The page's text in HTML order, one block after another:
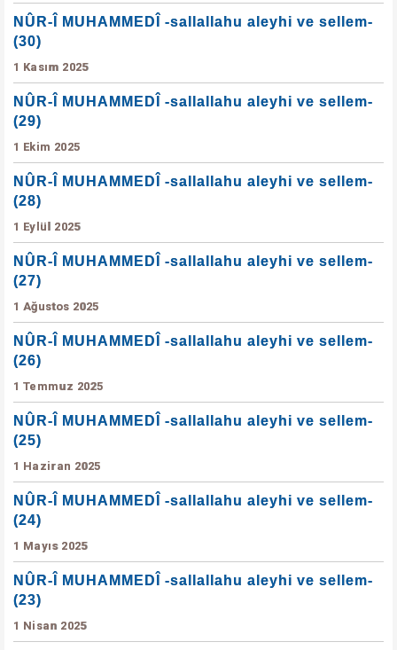
NÛR-Î MUHAMMEDÎ -sallallahu aleyhi ve sellem-
(30)
1 Kasım 2025
NÛR-Î MUHAMMEDÎ -sallallahu aleyhi ve sellem-
(29)
1 Ekim 2025
NÛR-Î MUHAMMEDÎ -sallallahu aleyhi ve sellem-
(28)
1 Eylül 2025
NÛR-Î MUHAMMEDÎ -sallallahu aleyhi ve sellem-
(27)
1 Ağustos 2025
NÛR-Î MUHAMMEDÎ -sallallahu aleyhi ve sellem-
(26)
1 Temmuz 2025
NÛR-Î MUHAMMEDÎ -sallallahu aleyhi ve sellem-
(25)
1 Haziran 2025
NÛR-Î MUHAMMEDÎ -sallallahu aleyhi ve sellem-
(24)
1 Mayıs 2025
NÛR-Î MUHAMMEDÎ -sallallahu aleyhi ve sellem-
(23)
1 Nisan 2025